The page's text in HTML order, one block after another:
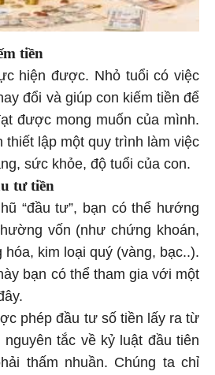
tiền
hiện được. Nhỏ tuổi có việc
đổi và giúp con kiếm tiền để
được mong muốn của mình.
thiết lập một quy trình làm việc
sức khỏe, độ tuổi của con.
tư tiền
“đầu tư”, bạn có thể hướng
vốn (như chứng khoán,
kim loại quý (vàng, bạc..).
bạn có thể tham gia với một
phép đầu tư số tiền lấy ra từ
nguyên tắc về kỷ luật đầu tiên
thấm nhuần. Chúng ta chỉ